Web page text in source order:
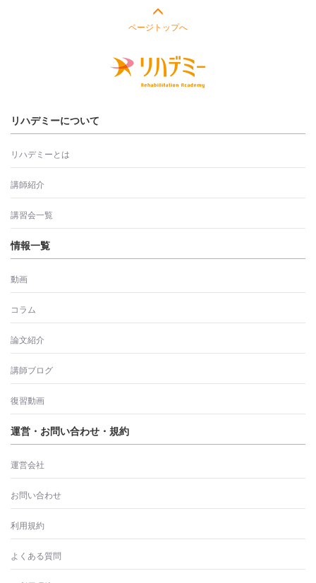
ページトップへ
リハデミーについて
リハデミーとは
講師紹介
講習会一覧
情報一覧
動画
コラム
論文紹介
講師ブログ
復習動画
運営・お問い合わせ・規約
運営会社
お問い合わせ
利用規約
よくある質問